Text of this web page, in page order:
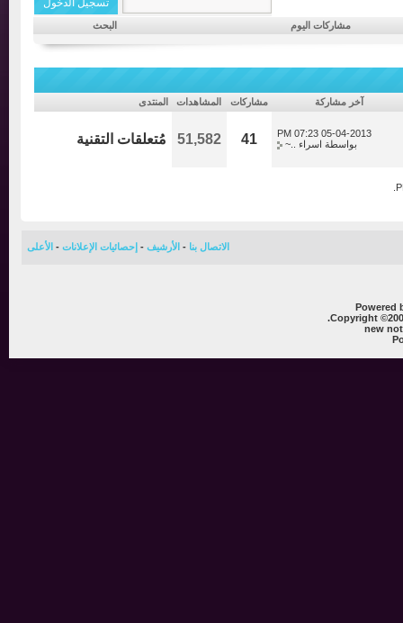
مشاركات اليوم البحث
آخر مشاركة مشاركات المشاهدات المنتدى
05-04-2013
07:23 PM
بواسطةاسراء ..~ 51,582 مُتعلقات التقنية
الاتصال بنا- الأرشيف-إحصائيات الإعلانات-الأعلى
Copyright